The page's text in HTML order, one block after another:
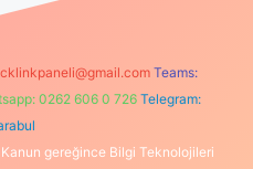
Teams:
0262 606 0 726 Telegram:
Kanun gereğince Bilgi Teknolojileri